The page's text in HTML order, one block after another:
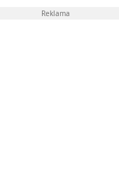
Reklama